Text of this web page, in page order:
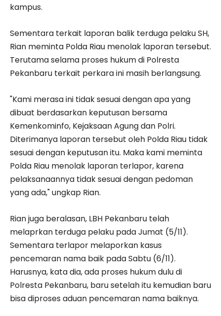
kampus.
Sementara terkait laporan balik terduga pelaku SH,
Rian meminta Polda Riau menolak laporan tersebut.
Terutama selama proses hukum di Polresta
Pekanbaru terkait perkara ini masih berlangsung.
"Kami merasa ini tidak sesuai dengan apa yang
dibuat berdasarkan keputusan bersama
Kemenkominfo, Kejaksaan Agung dan Polri.
Diterimanya laporan tersebut oleh Polda Riau tidak
sesuai dengan keputusan itu. Maka kami meminta
Polda Riau menolak laporan terlapor, karena
pelaksanaannya tidak sesuai dengan pedoman
yang ada," ungkap Rian.
Rian juga beralasan, LBH Pekanbaru telah
melaprkan terduga pelaku pada Jumat (5/11).
Sementara terlapor melaporkan kasus
pencemaran nama baik pada Sabtu (6/11).
Harusnya, kata dia, ada proses hukum dulu di
Polresta Pekanbaru, baru setelah itu kemudian baru
bisa diproses aduan pencemaran nama baiknya.